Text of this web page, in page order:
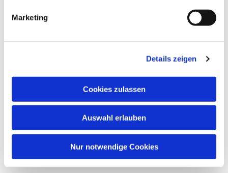
Marketing
Details zeigen
Cookies zulassen
Auswahl erlauben
Nur notwendige Cookies